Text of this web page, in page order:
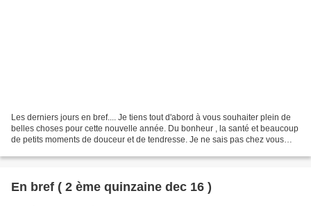
Les derniers jours en bref.... Je tiens tout d'abord à vous souhaiter plein de
belles choses pour cette nouvelle année. Du bonheur , la santé et beaucoup
de petits moments de douceur et de tendresse. Je ne sais pas chez vous
En bref ( 2 ème quinzaine dec 16 )